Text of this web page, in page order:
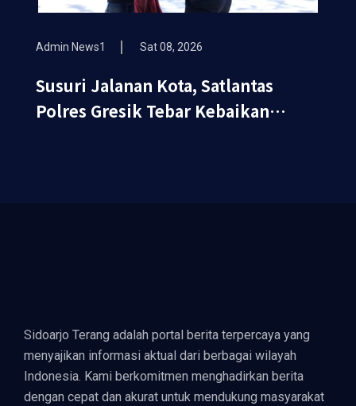
Admin News1 Sat 08, 2026
Susuri Jalanan Kota, Satlantas
Polres Gresik Tebar Kebaikan
Sidoarjo Terang adalah portal berita terpercaya yang
menyajikan informasi aktual dari berbagai wilayah
Indonesia. Kami berkomitmen menghadirkan berita
dengan cepat dan akurat untuk mendukung masyarakat